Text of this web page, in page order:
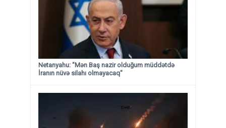
Netanyahu: "Mən Baş nazir olduğum müddətdə
İranın nüvə silahı olmayacaq"